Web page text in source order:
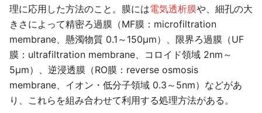
理に応用した方法のこと。膜には電気透析膜や、細孔の大
きさによって精密ろ過膜（MF膜：microfiltration
membrane、懸濁物質 0.1～150μm）、限界ろ過膜（UF
膜：ultrafiltration membrane、コロイド領域 2nm～
5μm）、逆浸透膜（RO膜：reverse osmosis
membrane、イオン・低分子領域 0.3～5nm）などがあ
り、これらを組み合わせて利用する処理方法がある。